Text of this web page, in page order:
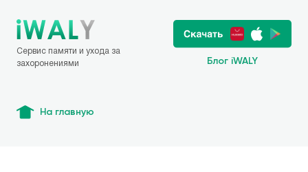
Сервис памяти и ухода за
захоронениями
Блог iWALY
На главную